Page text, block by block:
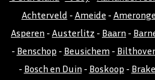
Achterveld - Ameide -
Asperen - Austerlitz - Baarn -
- Benschop - Beusichem -
- Bosch en Duin - Boskoop -